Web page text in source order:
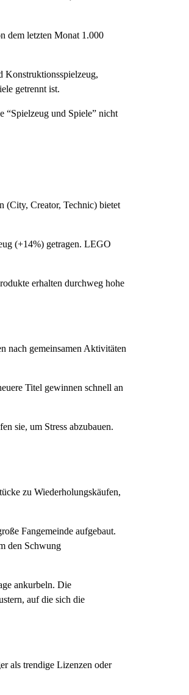
dem letzten Monat 1.000
Konstruktionsspielzeug,
getrennt ist.
“Spielzeug und Spiele” nicht
(City, Creator, Technic) bietet
(+14%) getragen. LEGO
erhalten durchweg hohe
nach gemeinsamen Aktivitäten
Titel gewinnen schnell an
sie, um Stress abzubauen.
zu Wiederholungskäufen,
Fangemeinde aufgebaut.
den Schwung
ankurbeln. Die
auf die sich die
als trendige Lizenzen oder